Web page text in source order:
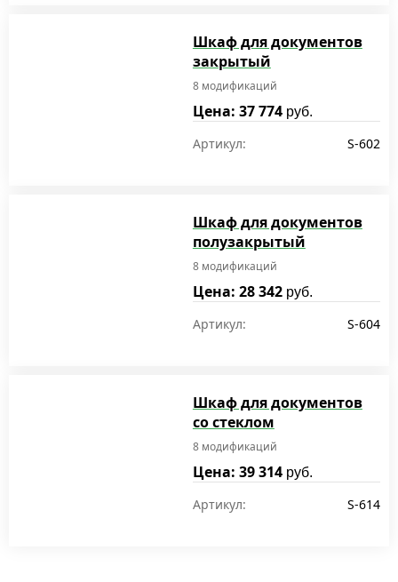
Шкаф для документов
закрытый
8 модификаций
Цена: 37 774 руб.
Артикул: S-602
Шкаф для документов
полузакрытый
8 модификаций
Цена: 28 342 руб.
Артикул: S-604
Шкаф для документов
со стеклом
8 модификаций
Цена: 39 314 руб.
Артикул: S-614